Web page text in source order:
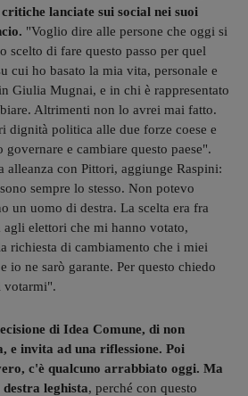
lanciate sui social nei suoi
"Voglio dire alle persone che oggi si
scelto di fare questo passo per quel
cui ho basato la mia vita, personale e
Giulia Mugnai, e in chi è rappresentato
Altrimenti non lo avrei mai fatto.
dignità politica alle due forze coese e
e cambiare questo paese".
alleanza con Pittori, aggiunge Raspini:
sempre lo stesso. Non potevo
un uomo di destra. La scelta era fra
agli elettori che mi hanno votato,
richiesta di cambiamento che i miei
io ne sarò garante. Per questo chiedo
votarmi".
di Idea Comune, di non
e invita ad una riflessione. Poi
c'è qualcuno arrabbiato oggi. Ma
leghista, perché con questo